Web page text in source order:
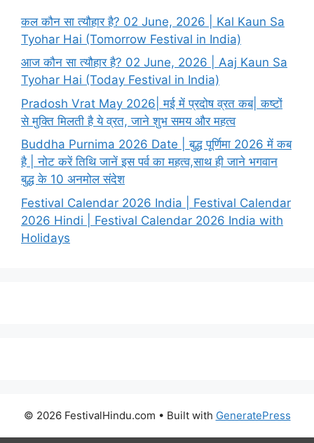
कल कौन सा त्यौहार है? 02 June, 2026 | Kal Kaun Sa
Tyohar Hai (Tomorrow Festival in India)
आज कौन सा त्यौहार है? 02 June, 2026 | Aaj Kaun Sa
Tyohar Hai (Today Festival in India)
Pradosh Vrat May 2026| मई में प्रदोष व्रत कब| कष्टों
से मुक्ति मिलती है ये व्रत, जाने शुभ समय और महत्व
Buddha Purnima 2026 Date | बुद्ध पूर्णिमा 2026 में कब
है | नोट करें तिथि जानें इस पर्व का महत्व,साथ ही जाने भगवान
बुद्ध के 10 अनमोल संदेश
Festival Calendar 2026 India | Festival Calendar
2026 Hindi | Festival Calendar 2026 India with
Holidays
© 2026 FestivalHindu.com • Built with GeneratePress